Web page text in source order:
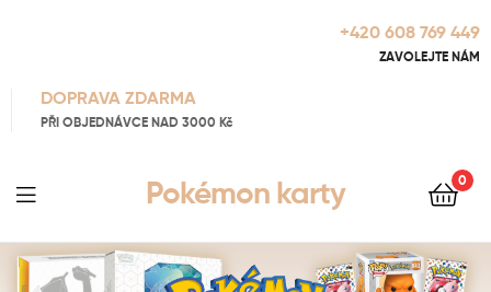
+420 608 769 449
ZAVOLEJTE NÁM
DOPRAVA ZDARMA
PŘI OBJEDNÁVCE NAD 3000 Kč
Pokémon karty 0